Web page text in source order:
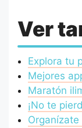
Ver
Explora tu
Mejores
Maratón
¡No te